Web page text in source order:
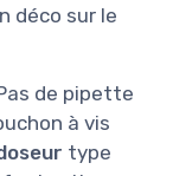
déco sur le
de pipette
à vis
type